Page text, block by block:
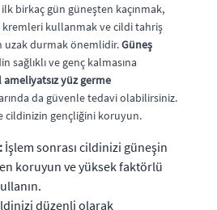
birkaç gün güneşten kaçınmak,
kullanmak ve cildi tahriş
durmak önemlidir.Güneş
sağlıklı ve genç kalmasına
yüz germe
da güvenle tedavi olabilirsiniz.
cildinizin gençliğini koruyun.
İşlem sonrası cildinizi güneşin
koruyun ve yüksek faktörlü
düzenli olarak